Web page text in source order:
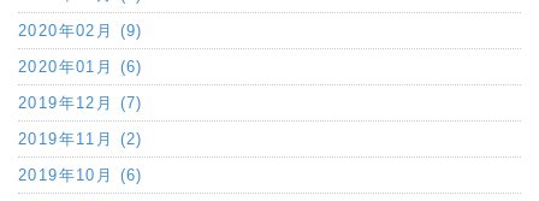
2020年02月 (9)
2020年01月 (6)
2019年12月 (7)
2019年11月 (2)
2019年10月 (6)